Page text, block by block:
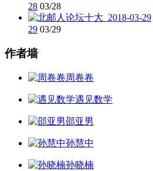
28 03/28
29 03/29
作者墙
周卷卷
遇见数学
邵亚男
孙慧中
孙晓楠